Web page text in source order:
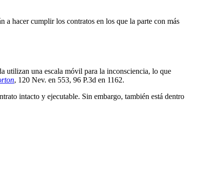
a hacer cumplir los contratos en los que la parte con más
utilizan una escala móvil para la inconsciencia, lo que
, 120 Nev. en 553, 96 P.3d en 1162.
intacto y ejecutable. Sin embargo, también está dentro